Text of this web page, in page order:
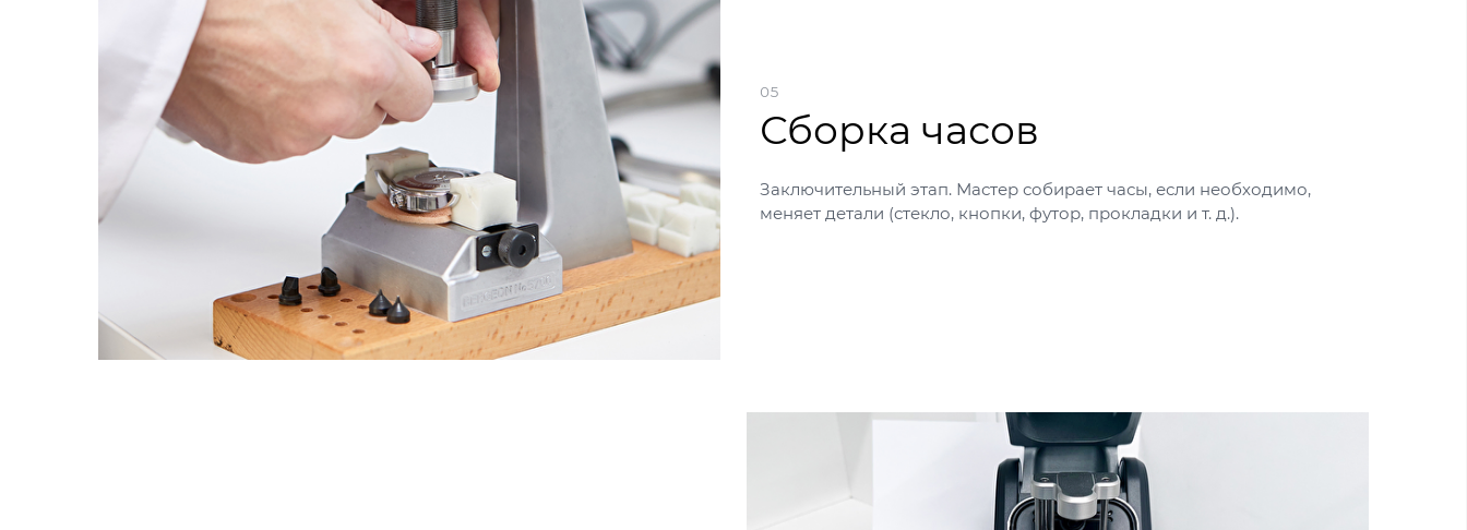
05
Сборка часов
Заключительный этап. Мастер собирает часы, если необходимо,
меняет детали (стекло, кнопки, футор, прокладки и т. д.).